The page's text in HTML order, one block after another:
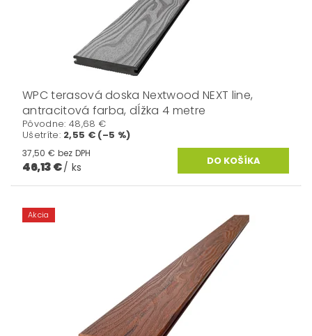
WPC terasová doska Nextwood NEXT line,
antracitová farba, dĺžka 4 metre
Pôvodne: 48,68 €
Ušetríte: 2,55 € (–5 %)
37,50 € bez DPH
46,13 €/ ks
Akcia